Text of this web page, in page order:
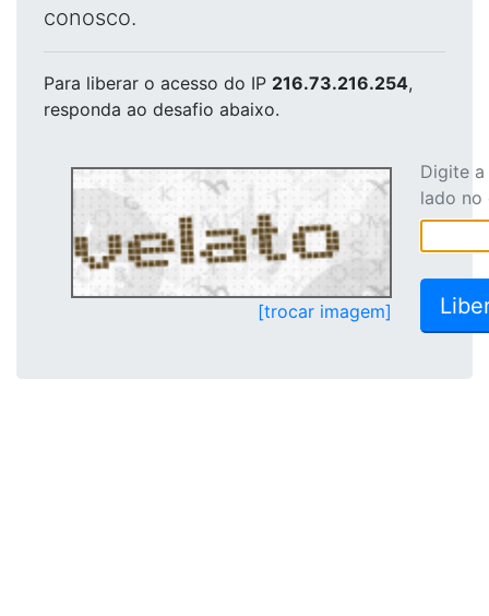
conosco.
Para liberar o acesso do IP 216.73.216.254,
responda ao desafio abaixo.
[trocar imagem]
Digite
lado no